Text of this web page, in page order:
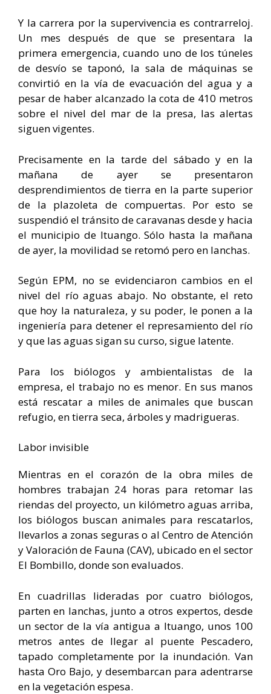
Y la carrera por la supervivencia es contrarreloj.
Un mes después de que se presentara la
primera emergencia, cuando uno de los túneles
de desvío se taponó, la sala de máquinas se
convirtió en la vía de evacuación del agua y a
pesar de haber alcanzado la cota de 410 metros
sobre el nivel del mar de la presa, las alertas
siguen vigentes.
Precisamente en la tarde del sábado y en la
mañana de ayer se presentaron
desprendimientos de tierra en la parte superior
de la plazoleta de compuertas. Por esto se
suspendió el tránsito de caravanas desde y hacia
el municipio de Ituango. Sólo hasta la mañana
de ayer, la movilidad se retomó pero en lanchas.
Según EPM, no se evidenciaron cambios en el
nivel del río aguas abajo. No obstante, el reto
que hoy la naturaleza, y su poder, le ponen a la
ingeniería para detener el represamiento del río
y que las aguas sigan su curso, sigue latente.
Para los biólogos y ambientalistas de la
empresa, el trabajo no es menor. En sus manos
está rescatar a miles de animales que buscan
refugio, en tierra seca, árboles y madrigueras.
Labor invisible
Mientras en el corazón de la obra miles de
hombres trabajan 24 horas para retomar las
riendas del proyecto, un kilómetro aguas arriba,
los biólogos buscan animales para rescatarlos,
llevarlos a zonas seguras o al Centro de Atención
y Valoración de Fauna (CAV), ubicado en el sector
El Bombillo, donde son evaluados.
En cuadrillas lideradas por cuatro biólogos,
parten en lanchas, junto a otros expertos, desde
un sector de la vía antigua a Ituango, unos 100
metros antes de llegar al puente Pescadero,
tapado completamente por la inundación. Van
hasta Oro Bajo, y desembarcan para adentrarse
en la vegetación espesa.